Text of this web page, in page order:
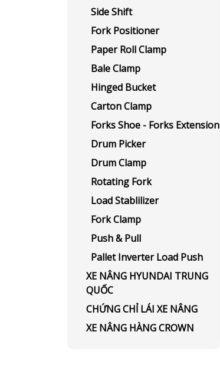
Side Shift
Fork Positioner
Paper Roll Clamp
Bale Clamp
Hinged Bucket
Carton Clamp
Forks Shoe - Forks Extension
Drum Picker
Drum Clamp
Rotating Fork
Load Stablilizer
Fork Clamp
Push & Pull
Pallet Inverter Load Push
XE NÂNG HYUNDAI TRUNG
QUỐC
CHỨNG CHỈ LÁI XE NÂNG
XE NÂNG HÀNG CROWN